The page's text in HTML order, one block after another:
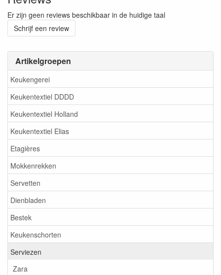
Artikelgroepen
Keukengerei
Keukentextiel DDDD
Keukentextiel Holland
Keukentextiel Elias
Etagières
Mokkenrekken
Servetten
Dienbladen
Bestek
Keukenschorten
Serviezen
Zara
Er zijn geen reviews beschikbaar in de huidige taal
Schrijf een review